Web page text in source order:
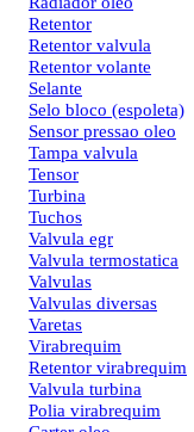
Retentor
Retentor valvula
Retentor volante
Selante
Selo bloco (espoleta)
Sensor pressao oleo
Tampa valvula
Tensor
Turbina
Tuchos
Valvula egr
Valvula termostatica
Valvulas
Valvulas diversas
Varetas
Virabrequim
Retentor virabrequim
Valvula turbina
Polia virabrequim